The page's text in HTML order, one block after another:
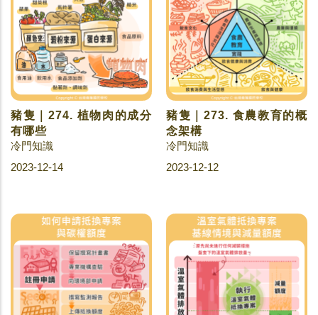
豬隻｜274. 植物肉的成分
有哪些
冷門知識
2023-12-14
豬隻｜273. 食農教育的概
念架構
冷門知識
2023-12-12